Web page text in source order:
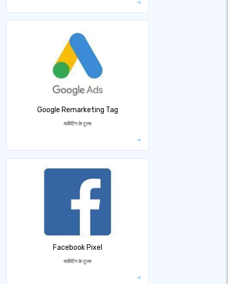
Google Remarketing Tag
मार्केटिंग के टूल्स
Facebook Pixel
मार्केटिंग के टूल्स